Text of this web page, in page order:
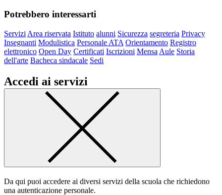
Potrebbero interessarti
Servizi Area riservata Istituto alunni Sicurezza segreteria Privacy
Insegnanti Modulistica Personale ATA Orientamento Registro
elettronico Open Day Certificati Iscrizioni Mensa Aule Storia
dell'arte Bacheca sindacale Sedi
Accedi ai servizi
Da qui puoi accedere ai diversi servizi della scuola che richiedono
una autenticazione personale.